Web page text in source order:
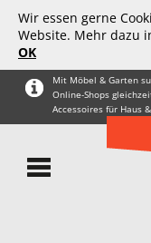
Wir essen gerne
Website. Mehr dazu
OK
Mit Möbel & Garten
Online-Shops
Accessoires für Haus